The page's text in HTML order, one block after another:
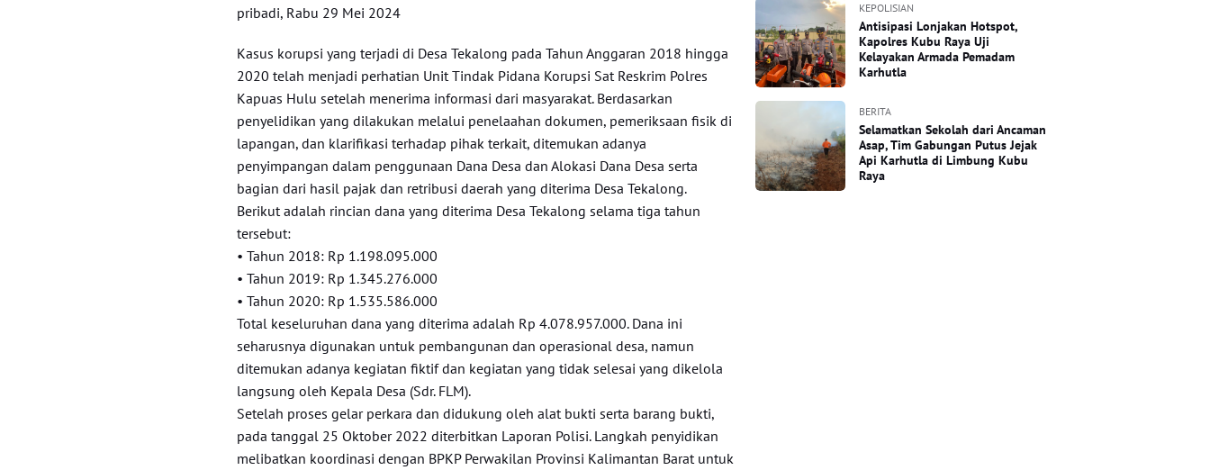
pribadi, Rabu 29 Mei 2024
Kasus korupsi yang terjadi di Desa Tekalong pada Tahun Anggaran 2018 hingga
2020 telah menjadi perhatian Unit Tindak Pidana Korupsi Sat Reskrim Polres
Kapuas Hulu setelah menerima informasi dari masyarakat. Berdasarkan
penyelidikan yang dilakukan melalui penelaahan dokumen, pemeriksaan fisik di
lapangan, dan klarifikasi terhadap pihak terkait, ditemukan adanya
penyimpangan dalam penggunaan Dana Desa dan Alokasi Dana Desa serta
bagian dari hasil pajak dan retribusi daerah yang diterima Desa Tekalong.
Berikut adalah rincian dana yang diterima Desa Tekalong selama tiga tahun
tersebut:
• Tahun 2018: Rp 1.198.095.000
• Tahun 2019: Rp 1.345.276.000
• Tahun 2020: Rp 1.535.586.000
Total keseluruhan dana yang diterima adalah Rp 4.078.957.000. Dana ini
seharusnya digunakan untuk pembangunan dan operasional desa, namun
ditemukan adanya kegiatan fiktif dan kegiatan yang tidak selesai yang dikelola
langsung oleh Kepala Desa (Sdr. FLM).
Setelah proses gelar perkara dan didukung oleh alat bukti serta barang bukti,
pada tanggal 25 Oktober 2022 diterbitkan Laporan Polisi. Langkah penyidikan
melibatkan koordinasi dengan BPKP Perwakilan Provinsi Kalimantan Barat untuk
KEPOLISIAN
Antisipasi Lonjakan Hotspot,
Kapolres Kubu Raya Uji
Kelayakan Armada Pemadam
Karhutla
BERITA
Selamatkan Sekolah dari Ancaman
Asap, Tim Gabungan Putus Jejak
Api Karhutla di Limbung Kubu
Raya